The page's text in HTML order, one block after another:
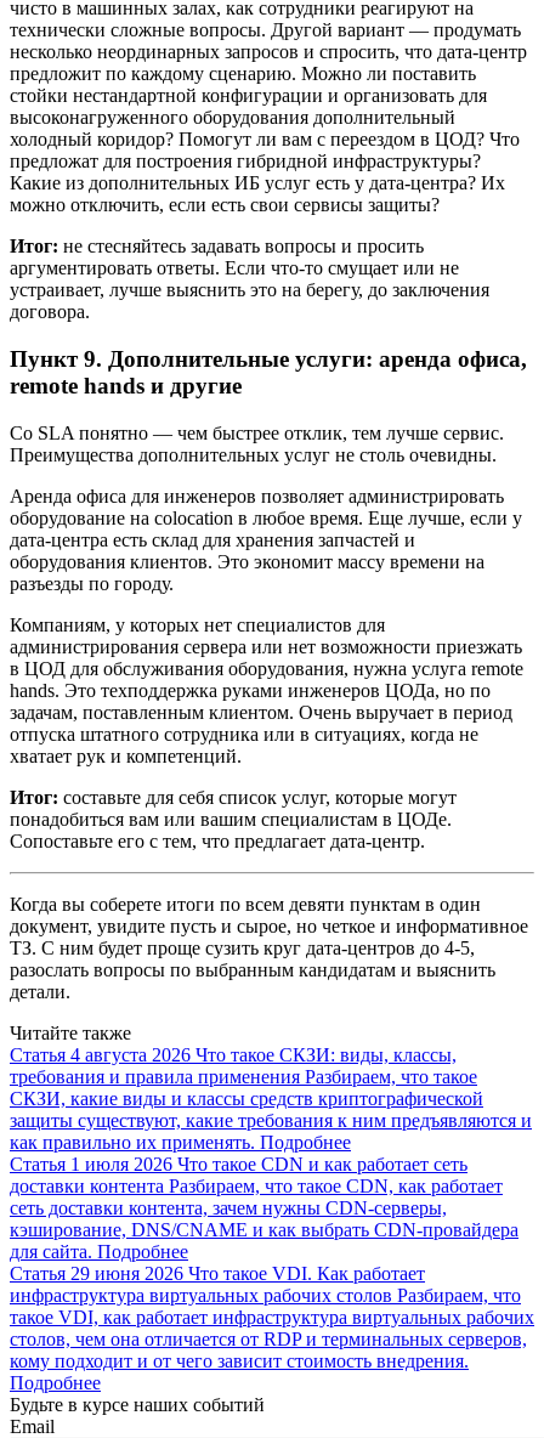
чисто в машинных залах, как сотрудники реагируют на
технически сложные вопросы. Другой вариант — продумать
несколько неординарных запросов и спросить, что дата-центр
предложит по каждому сценарию. Можно ли поставить
стойки нестандартной конфигурации и организовать для
высоконагруженного оборудования дополнительный
холодный коридор? Помогут ли вам с переездом в ЦОД? Что
предложат для построения гибридной инфраструктуры?
Какие из дополнительных ИБ услуг есть у дата-центра? Их
можно отключить, если есть свои сервисы защиты?
Итог: не стесняйтесь задавать вопросы и просить
аргументировать ответы. Если что-то смущает или не
устраивает, лучше выяснить это на берегу, до заключения
договора.
Пункт 9. Дополнительные услуги: аренда офиса,
remote hands и другие
Со SLA понятно — чем быстрее отклик, тем лучше сервис.
Преимущества дополнительных услуг не столь очевидны.
Аренда офиса для инженеров позволяет администрировать
оборудование на colocation в любое время. Еще лучше, если у
дата-центра есть склад для хранения запчастей и
оборудования клиентов. Это экономит массу времени на
разъезды по городу.
Компаниям, у которых нет специалистов для
администрирования сервера или нет возможности приезжать
в ЦОД для обслуживания оборудования, нужна услуга remote
hands. Это техподдержка руками инженеров ЦОДа, но по
задачам, поставленным клиентом. Очень выручает в период
отпуска штатного сотрудника или в ситуациях, когда не
хватает рук и компетенций.
Итог: составьте для себя список услуг, которые могут
понадобиться вам или вашим специалистам в ЦОДе.
Сопоставьте его с тем, что предлагает дата-центр.
Когда вы соберете итоги по всем девяти пунктам в один
документ, увидите пусть и сырое, но четкое и информативное
ТЗ. С ним будет проще сузить круг дата-центров до 4-5,
разослать вопросы по выбранным кандидатам и выяснить
детали.
Читайте также
Статья 4 августа 2026 Что такое СКЗИ: виды, классы,
требования и правила применения Разбираем, что такое
СКЗИ, какие виды и классы средств криптографической
защиты существуют, какие требования к ним предъявляются и
как правильно их применять. Подробнее
Статья 1 июля 2026 Что такое CDN и как работает сеть
доставки контента Разбираем, что такое CDN, как работает
сеть доставки контента, зачем нужны CDN-серверы,
кэширование, DNS/CNAME и как выбрать CDN-провайдера
для сайта. Подробнее
Статья 29 июня 2026 Что такое VDI. Как работает
инфраструктура виртуальных рабочих столов Разбираем, что
такое VDI, как работает инфраструктура виртуальных рабочих
столов, чем она отличается от RDP и терминальных серверов,
кому подходит и от чего зависит стоимость внедрения.
Подробнее
Будьте в курсе наших событий
Email